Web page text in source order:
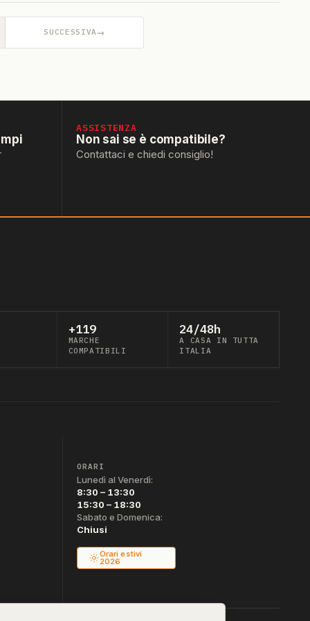
SUCCESSIVA→
ASSISTENZA
Non sai se è compatibile?
Contattaci e chiedi consiglio!
+119
MARCHE
COMPATIBILI
24/48h
A CASA IN TUTTA
ITALIA
ORARI
Lunedì al Venerdì:
8:30 – 13:30
15:30 – 18:30
Sabato e Domenica:
Chiusi
Orari estivi
2026